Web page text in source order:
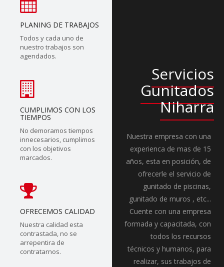
PLANING DE TRABAJOS
Todos y cada uno de
nuestro trabajos son
agendados.
CUMPLIMOS CON LOS
TIEMPOS
No demoramos tiempos
innecesarios, cumplimos
con los objetivos
marcados.
OFRECEMOS CALIDAD
Nuestra calidad esta
contrastada, no se
arrepentira de
contratarnos.
Servicios
Gunitados
Niharra
Nuestra empresa con una
experienca de mas de 15
años, esta en posición, de
ofrecerle el servicio de
gunitado de piscinas,
gunitado de muros , etc...
Cuente con una empresa
formada y capacitada, con
todos los recursos
técnicos y humanos, para
realizar, sus trabajos de